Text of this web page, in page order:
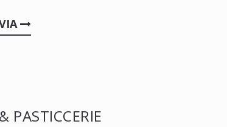
PASTICCERIE